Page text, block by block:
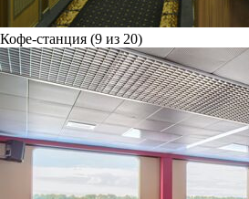
Кофе-станция (9 из 20)